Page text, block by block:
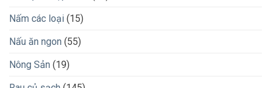
Nấm các loại (15)
Nấu ăn ngon (55)
Nông Sản (19)